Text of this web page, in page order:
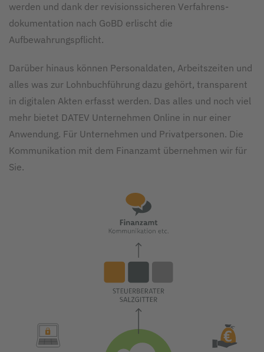
werden und dank der revisions­sicheren Verfahrens­
dokumentation nach GoBD erlischt die
Aufbewahrungspflicht.
Darüber hinaus können Personal­daten, Arbeitszeiten und
alles was zur Lohnbuchführung dazu gehört, trans­parent
in digitalen Akten erfasst wer­den. Das alles und noch viel
mehr bietet DATEV Unter­nehmen Online in nur einer
Anwendung. Für Unternehmen und Privatpersonen. Die
Kommunikation mit dem Finanzamt übernehmen wir für
Sie.